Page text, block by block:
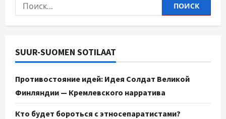
SUUR-SUOMEN SOTILAAT
Противостояние идей: Идея Солдат Великой
Финляндии — Кремлевского нарратива
Кто будет бороться с этносепаратистами?